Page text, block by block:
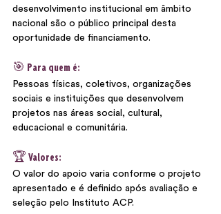
desenvolvimento institucional em âmbito
nacional são o público principal desta
oportunidade de financiamento.
🎯 Para quem é:
Pessoas físicas, coletivos, organizações
sociais e instituições que desenvolvem
projetos nas áreas social, cultural,
educacional e comunitária.
🏆 Valores:
O valor do apoio varia conforme o projeto
apresentado e é definido após avaliação e
seleção pelo Instituto ACP.